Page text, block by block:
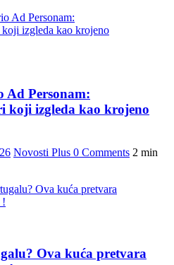
Ad Personam:
koji izgleda kao krojeno
Novosti Plus 0 Comments 2 min
Ova kuća pretvara